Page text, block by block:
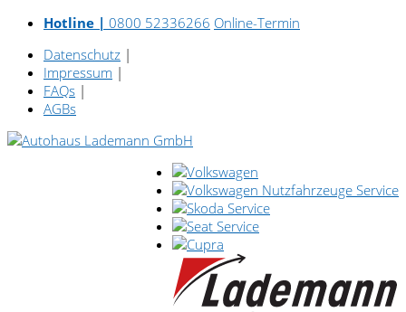
Hotline | 0800 52336266 Online-Termin
Datenschutz |
Impressum |
FAQs |
AGBs